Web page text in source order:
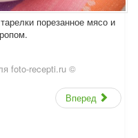
порезанное мясо и
foto-recepti.ru ©
Вперед